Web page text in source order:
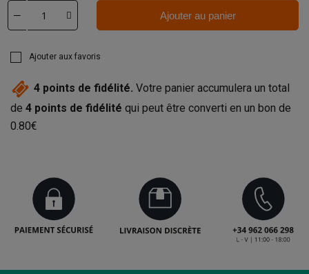
Ajouter au panier
Ajouter aux favoris
4 points de fidélité. Votre panier accumulera un total
de 4 points de fidélité qui peut être converti en un bon de
0.80€